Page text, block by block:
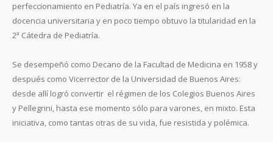
perfeccionamiento en Pediatría. Ya en el país ingresó en la
docencia universitaria y en poco tiempo obtuvo la titularidad en la
2ª Cátedra de Pediatría.
Se desempeñó como Decano de la Facultad de Medicina en 1958 y
después como Vicerrector de la Universidad de Buenos Aires:
desde allí logró convertir el régimen de los Colegios Buenos Aires
y Pellegrini, hasta ese momento sólo para varones, en mixto. Esta
iniciativa, como tantas otras de su vida, fue resistida y polémica.